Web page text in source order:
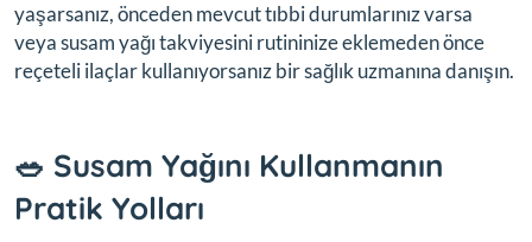
yaşarsanız, önceden mevcut tıbbi durumlarınız varsa
veya susam yağı takviyesini rutininize eklemeden önce
reçeteli ilaçlar kullanıyorsanız bir sağlık uzmanına danışın.
🥗 Susam Yağını Kullanmanın
Pratik Yolları